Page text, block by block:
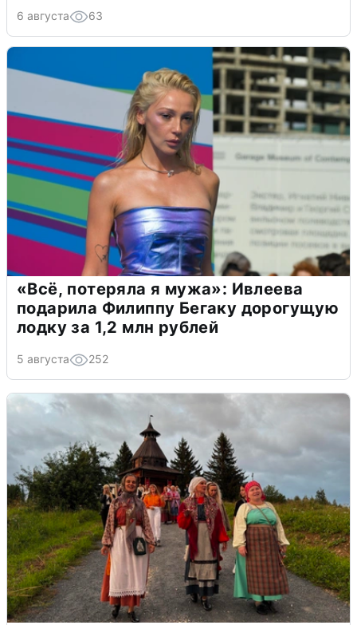
6 августа 63
«Всё, потеряла я мужа»: Ивлеева
подарила Филиппу Бегаку дорогущую
лодку за 1,2 млн рублей
5 августа 252